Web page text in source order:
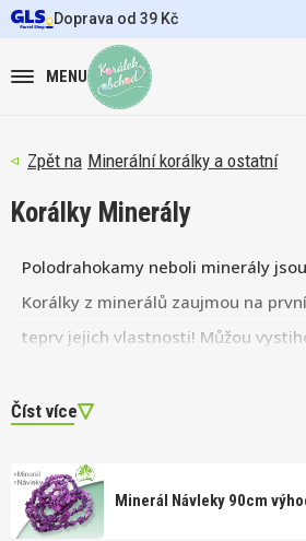
Doprava od 39 Kč
MENU
Minerální korálky a ostatní
Korálky Minerály
Polodrahokamy neboli minerály
Korálky z minerálů zaujmou na
teprv jejich vlastnosti! Můžou
do fazet s nádherným leskem, z
Číst více
Minerál Návleky 90cm